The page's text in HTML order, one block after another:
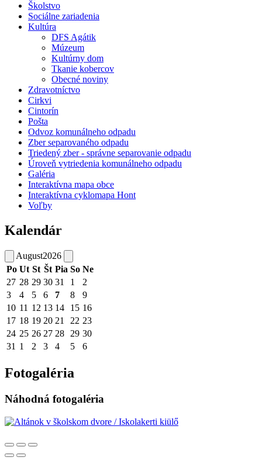
Školstvo
Sociálne zariadenia
Kultúra
DFS Agátik
Múzeum
Kultúrny dom
Tkanie kobercov
Obecné noviny
Zdravotníctvo
Cirkvi
Cintorín
Pošta
Odvoz komunálneho odpadu
Zber separovaného odpadu
Triedený zber - správne separovanie odpadu
Úroveň vytriedenia komunálneho odpadu
Galéria
Interaktívna mapa obce
Interaktívna cyklomapa Hont
Voľby
Kalendár
August2026
Po Ut St Št Pia So Ne
27 28 29 30 31 1
2
3
4 5 6 7 8
9
10 11 12 13 14 15 16
17 18 19 20 21 22 23
24 25 26 27 28 29 30
31 1 2 3 4 5 6
Fotogaléria
Náhodná fotogaléria